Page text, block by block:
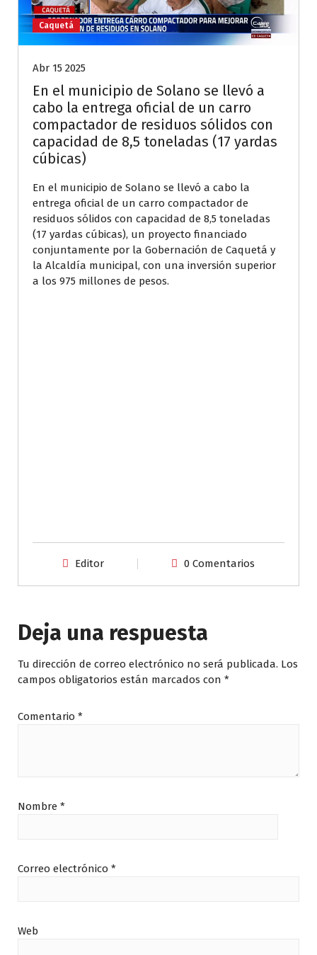
Caquetá
Abr 15 2025
En el municipio de Solano se llevó a
cabo la entrega oficial de un carro
compactador de residuos sólidos con
capacidad de 8,5 toneladas (17 yardas
cúbicas)
En el municipio de Solano se llevó a cabo la
entrega oficial de un carro compactador de
residuos sólidos con capacidad de 8,5 toneladas
(17 yardas cúbicas), un proyecto financiado
conjuntamente por la Gobernación de Caquetá y
la Alcaldía municipal, con una inversión superior
a los 975 millones de pesos.
Editor 0 Comentarios
Deja una respuesta
Tu dirección de correo electrónico no será publicada. Los
campos obligatorios están marcados con *
Comentario *
Nombre *
Correo electrónico *
Web